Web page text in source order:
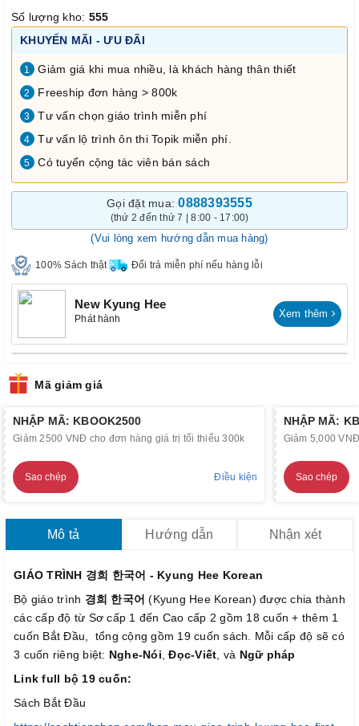
Số lượng kho: 555
KHUYẾN MÃI - ƯU ĐÃI
1 Giảm giá khi mua nhiều, là khách hàng thân thiết
2 Freeship đơn hàng > 800k
3 Tư vấn chọn giáo trình miễn phí
4 Tư vấn lộ trình ôn thi Topik miễn phí.
5 Có tuyển cộng tác viên bán sách
Gọi đặt mua:0888393555
(thứ 2 đến thứ 7 | 8:00 - 17:00)
(Vui lòng xem hướng dẫn mua hàng)
100% Sách thật Đổi trả miễn phí nếu hàng lỗi
New Kyung Hee
Phát hành Xem thêm
Mã giảm giá
NHẬP MÃ: KBOOK2500
Giảm 2500 VNĐ cho đơn hàng giá trị tối thiểu 300k
Sao chép Điều kiện
NHẬP MÃ:
Giảm 5,000
Sao chép
Mô tả Hướng dẫn Nhận xét
GIÁO TRÌNH 경희 한국어 - Kyung Hee Korean
Bộ giáo trình 경희 한국어 (Kyung Hee Korean) được chia thành
các cấp độ từ Sơ cấp 1 đến Cao cấp 2 gồm 18 cuốn + thêm 1
cuốn Bắt Đầu, tổng cộng gồm 19 cuốn sách. Mỗi cấp độ sẽ có
3 cuốn riêng biệt: Nghe-Nói ,Đọc-Viết , và Ngữ pháp
Link full bộ 19 cuốn:
Sách Bắt Đầu